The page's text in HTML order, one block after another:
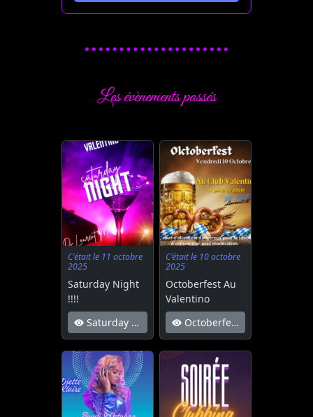
Les évènements passés
C'était le 11 octobre
2025
Saturday Night
!!!!
Saturday Night !!!!
C'était le 10 octobre
2025
Octoberfest Au
Valentino
Octoberfest Au Valentino